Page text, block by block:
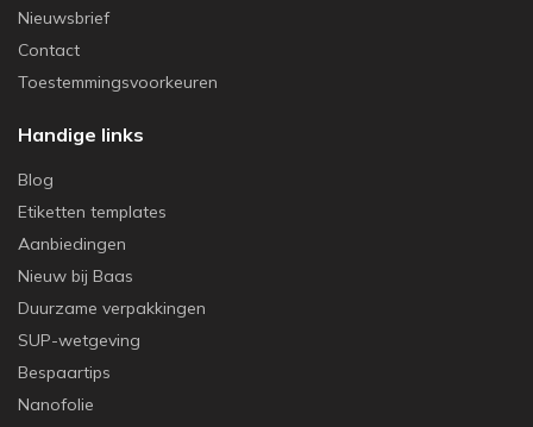
Nieuwsbrief
Contact
Toestemmingsvoorkeuren
Handige links
Blog
Etiketten templates
Aanbiedingen
Nieuw bij Baas
Duurzame verpakkingen
SUP-wetgeving
Bespaartips
Nanofolie